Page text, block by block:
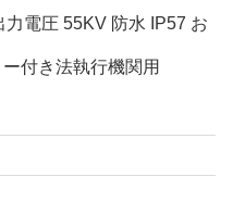
電圧 55KV 防水 IP57 お
付き法執行機関用